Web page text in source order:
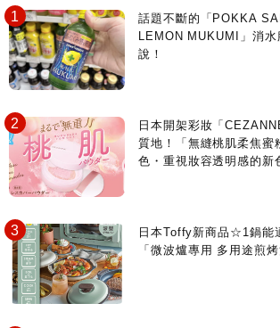
話題不斷的「POKKA
LEMON MUKUMI」消
說！
日本開架彩妝「
質地！「無縫桃肌柔焦蜜
色・重視妝容透明感的新
日本Toffy新商品☆1鍋能
「微波爐專用 多用途煎烤